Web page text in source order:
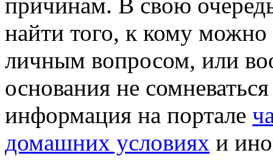
найти того, к кому
личным вопросом, или
основания не
информация на портале
домашних условиях и